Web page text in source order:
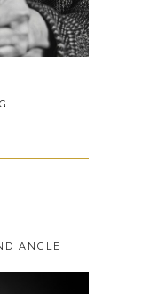
ANGLE